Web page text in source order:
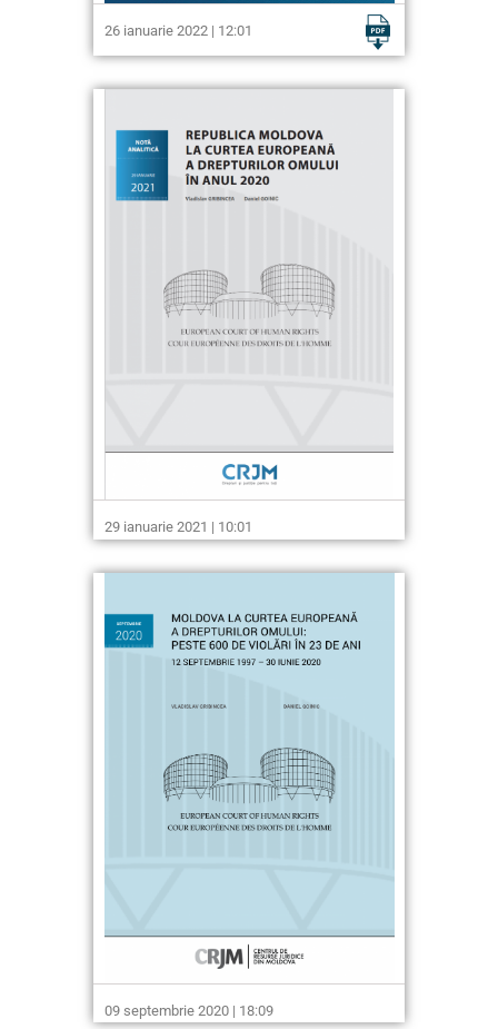
26 ianuarie 2022 | 12:01
29 ianuarie 2021 | 10:01
09 septembrie 2020 | 18:09